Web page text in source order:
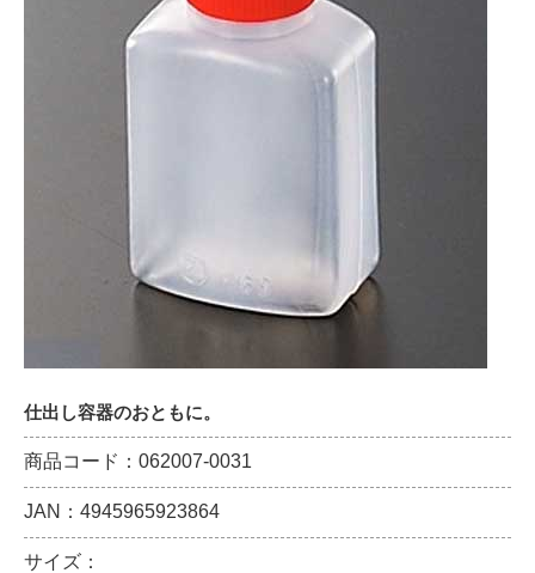
仕出し容器のおともに。
商品コード：062007-0031
JAN：4945965923864
サイズ：